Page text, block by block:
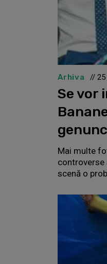
Arhiva // 25
Se vor
Mai multe
controverse
scenă o